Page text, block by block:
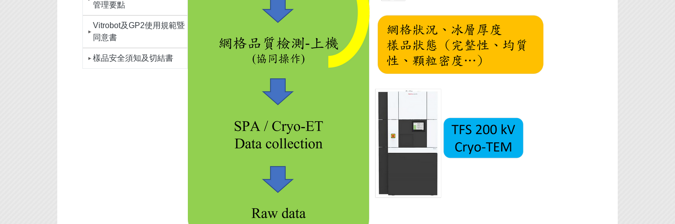
管理要點
Vitrobot及GP2使用規範暨
同意書
樣品安全須知及切結書